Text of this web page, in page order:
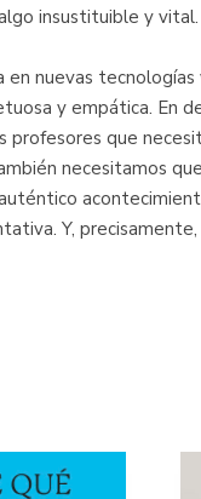
insustituible y vital.
nuevas
y empática. En
que
necesitamos
Y,